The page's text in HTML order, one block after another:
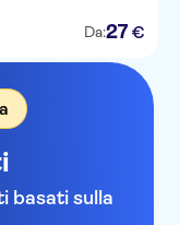
Da:27 €
basati sulla